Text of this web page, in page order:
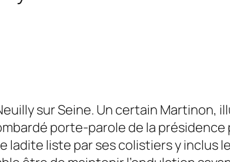
sur Seine. Un certain Martinon,
porte-parole de la
ladite liste par ses colistiers y inclus